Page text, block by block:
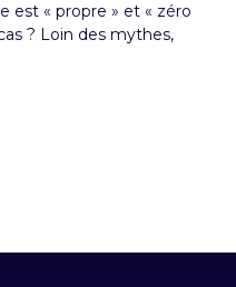
est « propre » et « zéro
? Loin des mythes,